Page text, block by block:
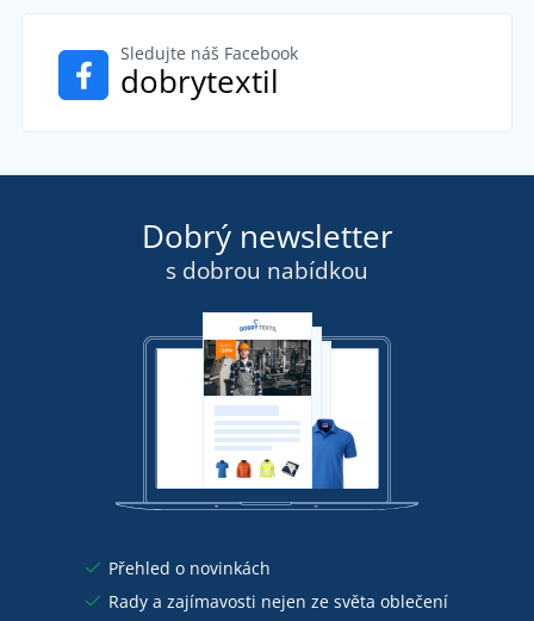
Sledujte náš Facebook
dobrytextil
Dobrý newsletter
s dobrou nabídkou
Přehled o novinkách
Rady a zajímavosti nejen ze světa oblečení